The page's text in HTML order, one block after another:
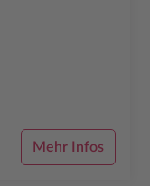
Mehr Infos